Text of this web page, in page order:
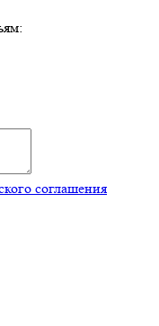
соглашения